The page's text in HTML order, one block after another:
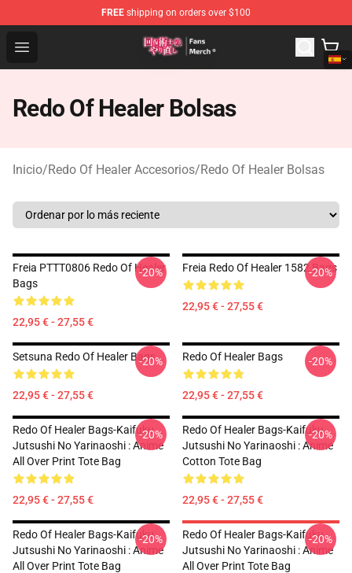
FREE shipping on orders over $100
Open menu
Redo Of Healer Store - Official Redo Of Healer
Redo Of Healer Bolsas
Inicio/Redo Of Healer Accesorios/Redo Of Healer Bolsas
Freia PTTT0806 Redo Of Healer
Bags
22,95 € - 27,55 €
-20% Freia Redo Of Healer 1582 Bags
22,95 € - 27,55 €
-20%
Setsuna Redo Of Healer Bags
22,95 € - 27,55 €
-20% Redo Of Healer Bags
22,95 € - 27,55 €
-20%
Redo Of Healer Bags-Kaifuku
Jutsushi No Yarinaoshi : Anime
All Over Print Tote Bag
22,95 € - 27,55 €
-20%
Redo Of Healer Bags-Kaifuku
Jutsushi No Yarinaoshi : Anime
Cotton Tote Bag
22,95 € - 27,55 €
-20%
Redo Of Healer Bags-Kaifuku
Jutsushi No Yarinaoshi : Anime
All Over Print Tote Bag
-20%
Redo Of Healer Bags-Kaifuku
Jutsushi No Yarinaoshi : Anime
All Over Print Tote Bag
-20%